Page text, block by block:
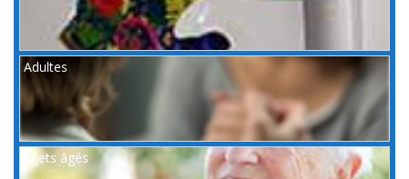
Adultes
Sujets âgés